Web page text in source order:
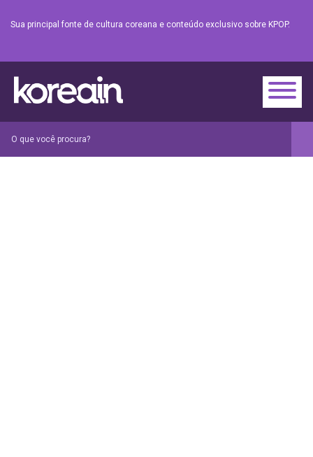
Sua principal fonte de cultura coreana e conteúdo exclusivo sobre KPOP.